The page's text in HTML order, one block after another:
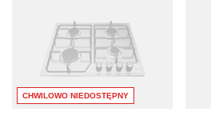
CHWILOWO NIEDOSTĘPNY